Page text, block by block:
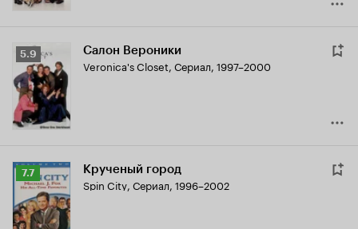
Рейтинг
Кинопоиска
5.9
5.9 Салон Вероники
Veronica's Closet, Сериал, 1997–2000
Рейтинг
Кинопоиска
7.7
7.7 Крученый город
Spin City, Сериал, 1996–2002